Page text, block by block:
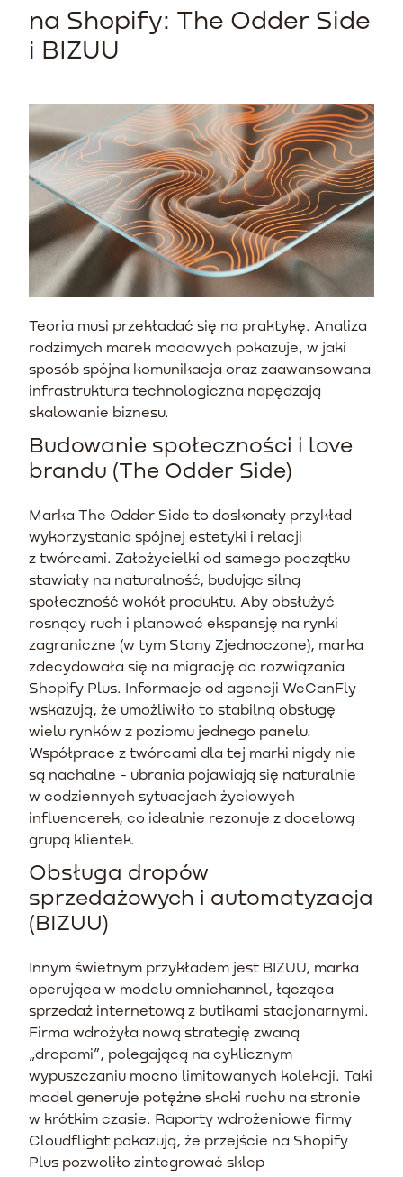
na Shopify: The Odder Side
i BIZUU
Teoria musi przekładać się na praktykę. Analiza
rodzimych marek modowych pokazuje, w jaki
sposób spójna komunikacja oraz zaawansowana
infrastruktura technologiczna napędzają
skalowanie biznesu.
Budowanie społeczności i love
brandu (The Odder Side)
Marka The Odder Side to doskonały przykład
wykorzystania spójnej estetyki i relacji
z twórcami. Założycielki od samego początku
stawiały na naturalność, budując silną
społeczność wokół produktu. Aby obsłużyć
rosnący ruch i planować ekspansję na rynki
zagraniczne (w tym Stany Zjednoczone), marka
zdecydowała się na migrację do rozwiązania
Shopify Plus. Informacje od agencji WeCanFly
wskazują, że umożliwiło to stabilną obsługę
wielu rynków z poziomu jednego panelu.
Współprace z twórcami dla tej marki nigdy nie
są nachalne - ubrania pojawiają się naturalnie
w codziennych sytuacjach życiowych
influencerek, co idealnie rezonuje z docelową
grupą klientek.
Obsługa dropów
sprzedażowych i automatyzacja
(BIZUU)
Innym świetnym przykładem jest BIZUU, marka
operująca w modelu omnichannel, łącząca
sprzedaż internetową z butikami stacjonarnymi.
Firma wdrożyła nową strategię zwaną
„dropami”, polegającą na cyklicznym
wypuszczaniu mocno limitowanych kolekcji. Taki
model generuje potężne skoki ruchu na stronie
w krótkim czasie. Raporty wdrożeniowe firmy
Cloudflight pokazują, że przejście na Shopify
Plus pozwoliło zintegrować sklep